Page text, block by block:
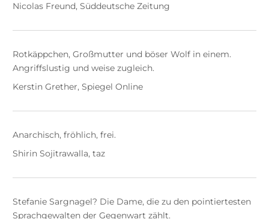
Nicolas Freund, Süddeutsche Zeitung
Rotkäppchen, Großmutter und böser Wolf in einem.
Angriffslustig und weise zugleich.
Kerstin Grether, Spiegel Online
Anarchisch, fröhlich, frei.
Shirin Sojitrawalla, taz
Stefanie Sargnagel? Die Dame, die zu den pointiertesten
Sprachgewalten der Gegenwart zählt.